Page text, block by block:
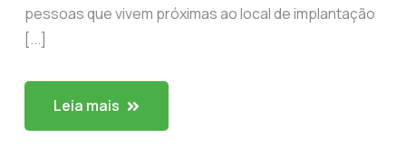
pessoas que vivem próximas ao local de implantação
[...]
Leia mais